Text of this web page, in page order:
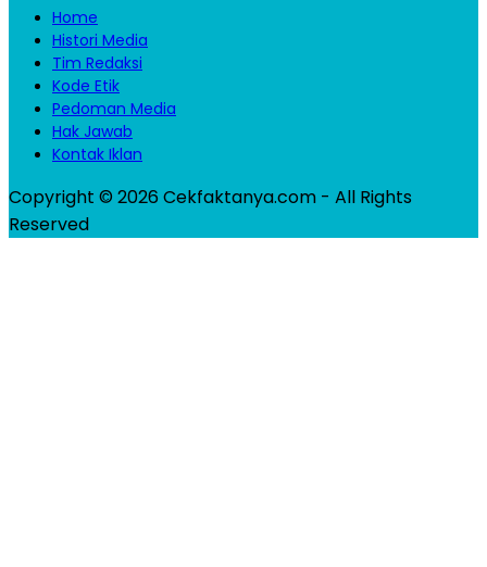
Home
Histori Media
Tim Redaksi
Kode Etik
Pedoman Media
Hak Jawab
Kontak Iklan
Copyright © 2026 Cekfaktanya.com - All Rights
Reserved